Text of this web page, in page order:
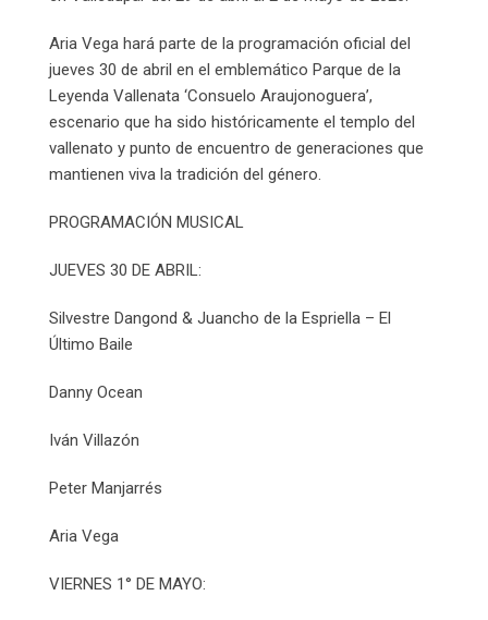
Aria Vega hará parte de la programación oficial del
jueves 30 de abril en el emblemático Parque de la
Leyenda Vallenata ‘Consuelo Araujonoguera’,
escenario que ha sido históricamente el templo del
vallenato y punto de encuentro de generaciones que
mantienen viva la tradición del género.
PROGRAMACIÓN MUSICAL
JUEVES 30 DE ABRIL:
Silvestre Dangond & Juancho de la Espriella – El
Último Baile
Danny Ocean
Iván Villazón
Peter Manjarrés
Aria Vega
VIERNES 1° DE MAYO: